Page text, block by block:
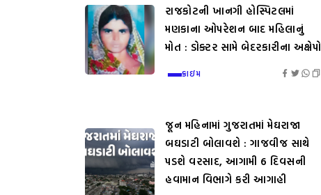
રાજકોટની ખાનગી હોસ્પિટલમાં
મણકાના ઓપરેશન બાદ મહિલાનું
મોત : ડોક્ટર સામે બેદરકારીના અક્ષેપો
ક્રાઇમ
જૂન મહિનામાં ગુજરાતમાં મેઘરાજા
બઘડાટી બોલાવશે : ગાજવીજ સાથે
પડશે વરસાદ, આગામી 6 દિવસની
હવામાન વિભાગે કરી આગાહી